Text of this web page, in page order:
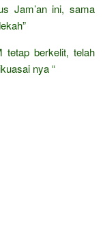
Jam’an ini, sama
tetap berkelit, telah
nya “